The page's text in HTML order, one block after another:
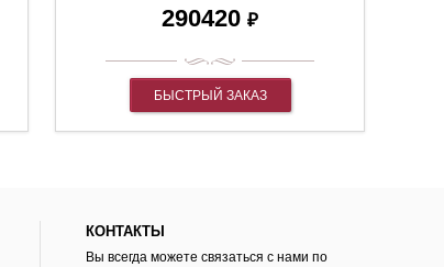
290420 ₽
БЫСТРЫЙ ЗАКАЗ
КОНТАКТЫ
Вы всегда можете связаться с нами по